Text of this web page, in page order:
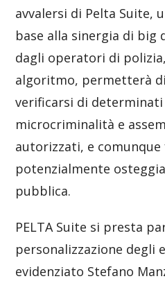
avvalersi di Pelta Suite,
base alla sinergia di big
dagli operatori di
algoritmo, permetterà
verificarsi di determinati
microcriminalità e
autorizzati, e
potenzialmente
pubblica.
PELTA Suite si presta
personalizzazione degli
evidenziato Stefano